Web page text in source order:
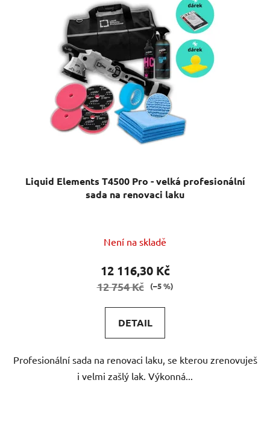
Liquid Elements T4500 Pro - velká profesionální
sada na renovaci laku
Není na skladě
12 116,30 Kč
12 754 Kč (–5 %)
DETAIL
Profesionální sada na renovaci laku, se kterou zrenovuješ
i velmi zašlý lak. Výkonná...